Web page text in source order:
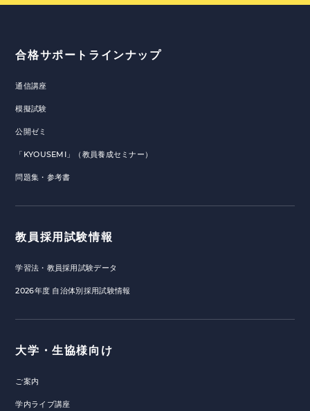
合格サポートラインナップ
通信講座
模擬試験
公開ゼミ
「KYOUSEMI」（教員養成セミナー）
問題集・参考書
教員採用試験情報
学習法・教員採用試験データ
2026年度 自治体別採用試験情報
大学・生協様向け
ご案内
学内ライブ講座